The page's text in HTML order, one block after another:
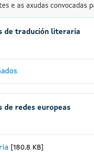
e as axudas convocadas
de tradución literaria
de redes europeas
180.8 KB